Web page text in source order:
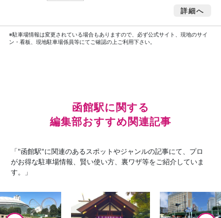
詳細へ
※駐車場情報は変更されている場合もありますので、必ず公式サイト、現地のサイ
ン・看板、現地駐車場係員等にてご確認の上ご利用下さい。
函館駅に関する
編集部おすすめ関連記事
「"函館駅"に関連のあるスポットやジャンルの記事にて、プロ
がお得な駐車場情報、賢い使い方、裏ワザ等をご紹介していま
す。」